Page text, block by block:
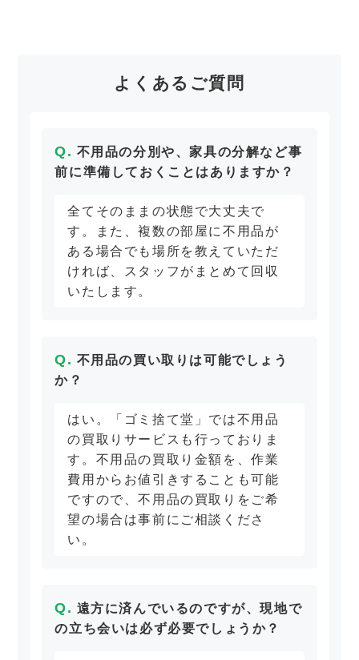
よくあるご質問
不用品の分別や、家具の分解など事
前に準備しておくことはありますか？
全てそのままの状態で大丈夫で
す。また、複数の部屋に不用品が
ある場合でも場所を教えていただ
ければ、スタッフがまとめて回収
いたします。
不用品の買い取りは可能でしょう
か？
はい。「ゴミ捨て堂」では不用品
の買取りサービスも行っておりま
す。不用品の買取り金額を、作業
費用からお値引きすることも可能
ですので、不用品の買取りをご希
望の場合は事前にご相談くださ
い。
遠方に済んでいるのですが、現地で
の立ち会いは必ず必要でしょうか？